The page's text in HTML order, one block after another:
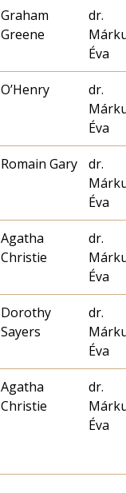
Graham
Greene
dr.
Éva
O’Henry
dr.
Éva
Romain Gary
dr.
Éva
Agatha
Christie
dr.
Éva
Dorothy
Sayers
dr.
Éva
Agatha
Christie
dr.
Éva